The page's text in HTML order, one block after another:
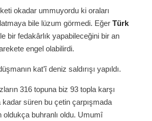
okadar ummuyordu ki oraları
bile lüzum görmedi. Eğer Türk
bir fedakârlık yapabileceğini bir an
engel olabilirdi.
kat’î deniz saldırışı yapıldı.
316 topuna biz 93 topla karşı
süren bu çetin çarpışmada
buhranlı oldu. Umumî